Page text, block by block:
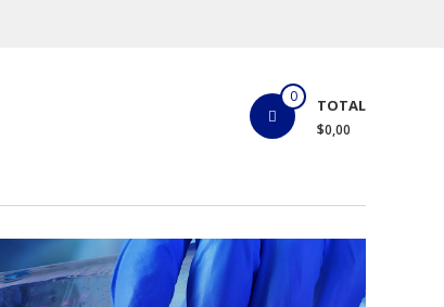
0 TOTAL
$0,00